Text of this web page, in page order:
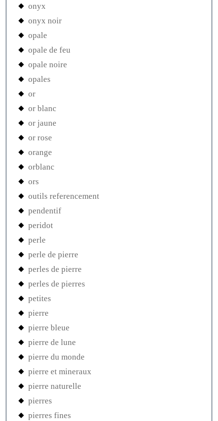
onyx
onyx noir
opale
opale de feu
opale noire
opales
or
or blanc
or jaune
or rose
orange
orblanc
ors
outils referencement
pendentif
peridot
perle
perle de pierre
perles de pierre
perles de pierres
petites
pierre
pierre bleue
pierre de lune
pierre du monde
pierre et mineraux
pierre naturelle
pierres
pierres fines